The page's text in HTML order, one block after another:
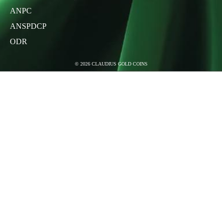
ANPC
ANSPDCP
ODR
© 2026 CLAUDIUS GOLD COINS